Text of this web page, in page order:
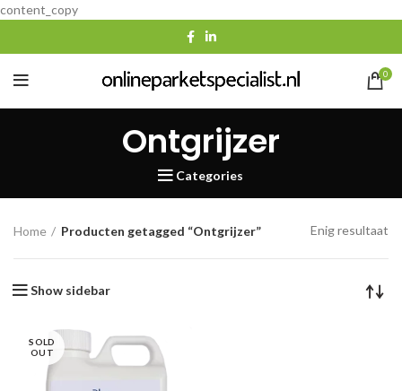
content_copy
0
Ontgrijzer
Categories
Home Producten getagged “Ontgrijzer” Enig resultaat
Show sidebar
SOLD
OUT